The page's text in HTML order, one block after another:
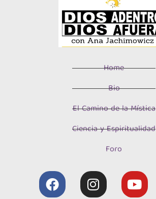
Home
Bio
El Camino de la Mística
Ciencia y Espiritualidad
Foro